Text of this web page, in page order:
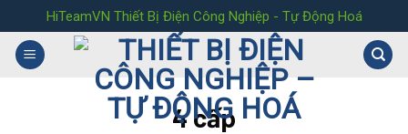
to
content
HiTeamVN Thiết Bị Điện Công Nghiệp - Tự Động Hoá
4 cấp